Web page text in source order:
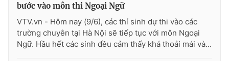
bước vào môn thi Ngoại Ngữ
VTV.vn - Hôm nay (9/6), các thí sinh dự thi vào các
trường chuyên tại Hà Nội sẽ tiếp tục với môn Ngoại
Ngữ. Hầu hết các sinh đều cảm thấy khá thoải mái và...